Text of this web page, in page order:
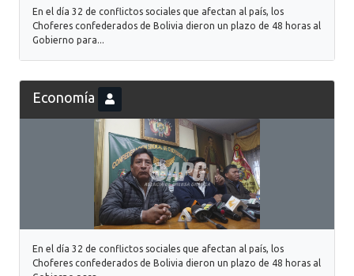
En el día 32 de conflictos sociales que afectan al país, los
Choferes confederados de Bolivia dieron un plazo de 48 horas al
Gobierno para...
Economía
En el día 32 de conflictos sociales que afectan al país, los
Choferes confederados de Bolivia dieron un plazo de 48 horas al